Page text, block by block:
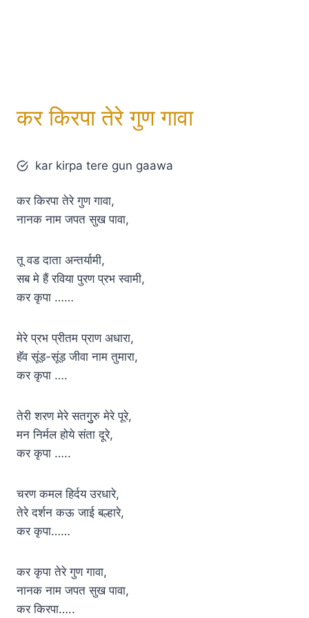
कर किरपा तेरे गुण गावा
kar kirpa tere gun gaawa
कर किरपा तेरे गुण गावा,
नानक नाम जपत सुख पावा,
तू वड दाता अन्तर्यामी,
सब मे हैं रविया पुरण प्रभ स्वामी,
कर कृपा ……
मेरे प्रभ प्रीतम प्राण अधारा,
हॅव सूंड़-सूंड़ जीवा नाम तुमारा,
कर कृपा ….
तेरी शरण मेरे सतगुुरु मेरे पूरे,
मन निर्मल होये संता दूरे,
कर कृपा …..
चरण कमल हिर्दय उरधारे,
तेरे दर्शन कऊ जाई बल्हारे,
कर कृपा……
कर कृपा तेरे गुण गावा,
नानक नाम जपत सुख पावा,
कर किरपा…..